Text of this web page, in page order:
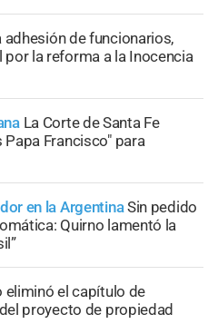
adhesión de funcionarios,
la reforma a la Inocencia
La Corte de Santa Fe
Francisco" para
en la ArgentinaSin pedido
Quirno lamentó la
eliminó el capítulo de
proyecto de propiedad